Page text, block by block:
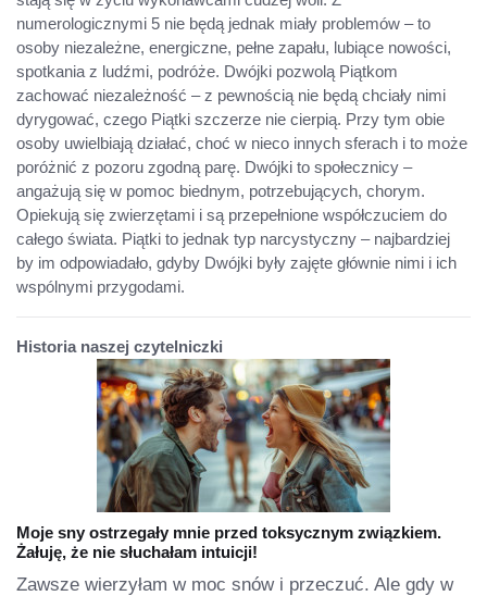
numerologicznymi 5 nie będą jednak miały problemów – to
osoby niezależne, energiczne, pełne zapału, lubiące nowości,
spotkania z ludźmi, podróże. Dwójki pozwolą Piątkom
zachować niezależność – z pewnością nie będą chciały nimi
dyrygować, czego Piątki szczerze nie cierpią. Przy tym obie
osoby uwielbiają działać, choć w nieco innych sferach i to może
poróżnić z pozoru zgodną parę. Dwójki to społecznicy –
angażują się w pomoc biednym, potrzebujących, chorym.
Opiekują się zwierzętami i są przepełnione współczuciem do
całego świata. Piątki to jednak typ narcystyczny – najbardziej
by im odpowiadało, gdyby Dwójki były zajęte głównie nimi i ich
wspólnymi przygodami.
Historia naszej czytelniczki
Moje sny ostrzegały mnie przed toksycznym związkiem.
Żałuję, że nie słuchałam intuicji!
Zawsze wierzyłam w moc snów i przeczuć. Ale gdy w